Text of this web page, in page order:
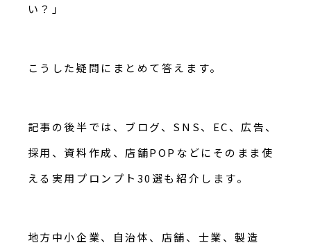
い？」
こうした疑問にまとめて答えます。
記事の後半では、ブログ、SNS、EC、広告、
採用、資料作成、店舗POPなどにそのまま使
える実用プロンプト30選も紹介します。
地方中小企業、自治体、店舗、士業、製造